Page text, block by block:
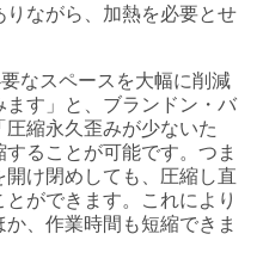
りながら、加熱を必要とせ
なスペースを大幅に削減
す」と、ブランドン・バ
縮永久歪みが少ないた
ることが可能です。つま
け閉めしても、圧縮し直
ができます。これにより
、作業時間も短縮できま